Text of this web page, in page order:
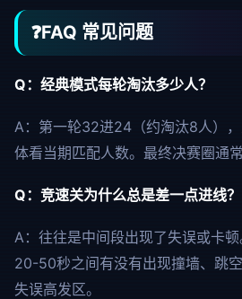
❓FAQ 常见问题
Q：经典模式每轮淘汰多少人？
A：第一轮32进24（约淘汰8人）
体看当期匹配人数。最终决赛圈通
Q：竞速关为什么总是差一点进线？
A：往往是中间段出现了失误或卡
20-50秒之间有没有出现撞墙、跳
失误高发区。